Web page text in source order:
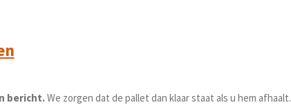
bericht.We zorgen dat de pallet dan klaar staat als u hem afhaalt.